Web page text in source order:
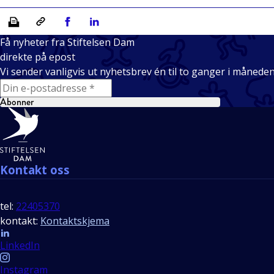
Skriv ut Kopiera länkDel på Facebook
Del på Linkedin
Få nyheter fra Stiftelsen Dam
direkte på epost
Vi sender vanligvis ut nyhetsbrev én til to ganger i
E-mail
Abonner
Bunntekst
Kontakt oss
tel: 22405370
kontakt: Kontaktskjema
Follow us
LinkedIn
Instagram